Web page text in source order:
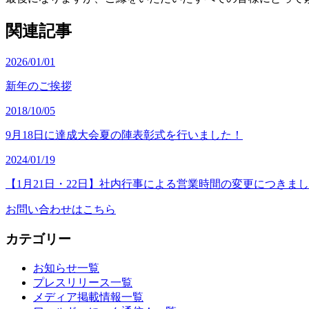
関連記事
2026/01/01
新年のご挨拶
2018/10/05
9月18日に達成大会夏の陣表彰式を行いました！
2024/01/19
【1月21日・22日】社内行事による営業時間の変更につきま
お問い合わせはこちら
カテゴリー
お知らせ一覧
プレスリリース一覧
メディア掲載情報一覧